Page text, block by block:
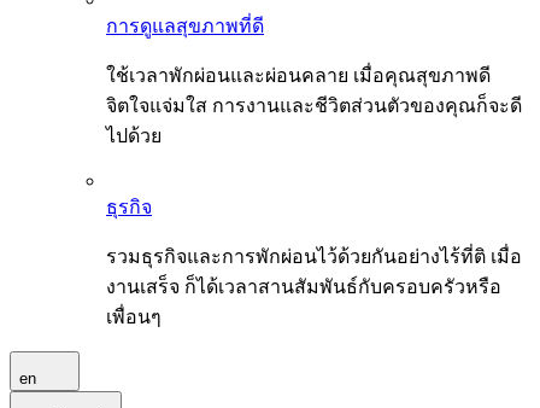
การดูแลสุขภาพที่ดี
ใช้เวลาพักผ่อนและผ่อนคลาย เมื่อคุณสุขภาพดี
จิตใจแจ่มใส การงานและชีวิตส่วนตัวของคุณก็จะดี
ไปด้วย
ธุรกิจ
รวมธุรกิจและการพักผ่อนไว้ด้วยกันอย่างไร้ที่ติ เมื่อ
งานเสร็จ ก็ได้เวลาสานสัมพันธ์กับครอบครัวหรือ
เพื่อนๆ
en